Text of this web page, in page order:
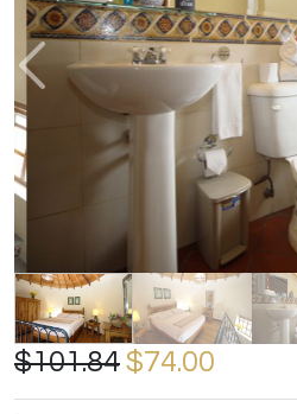
$101.84$74.00